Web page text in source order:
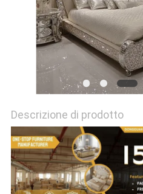
TUTTI
CASI
RICHIEDERE
UN
PREVENTIVO
MAPPA
Descrizione di prodotto